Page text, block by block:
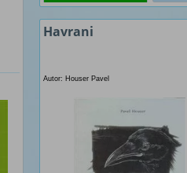
Havrani
Autor: Houser Pavel